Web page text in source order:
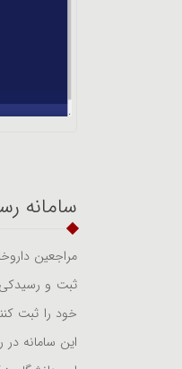
سامانه
مراجعین
ثبت و رسیدکی
خود را ثبت
این سامانه